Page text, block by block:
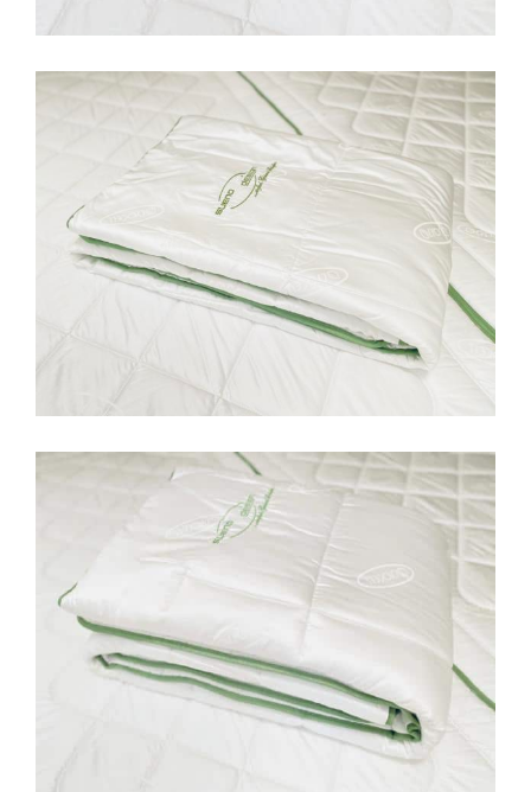
Leichte Sommerbettdecke
Sommerbettdecke